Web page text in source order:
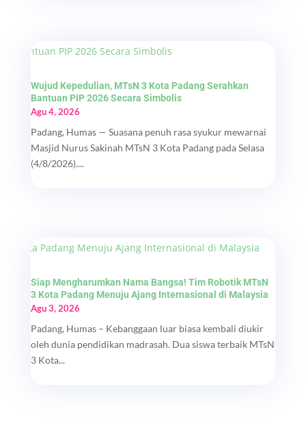
Wujud Kepedulian, MTsN 3 Kota Padang Serahkan
Bantuan PIP 2026 Secara Simbolis
Agu 4, 2026
Padang, Humas — Suasana penuh rasa syukur mewarnai
Masjid Nurus Sakinah MTsN 3 Kota Padang pada Selasa
(4/8/2026)....
Siap Mengharumkan Nama Bangsa! Tim Robotik MTsN
3 Kota Padang Menuju Ajang Internasional di Malaysia
Agu 3, 2026
Padang, Humas – Kebanggaan luar biasa kembali diukir
oleh dunia pendidikan madrasah. Dua siswa terbaik MTsN
3 Kota...